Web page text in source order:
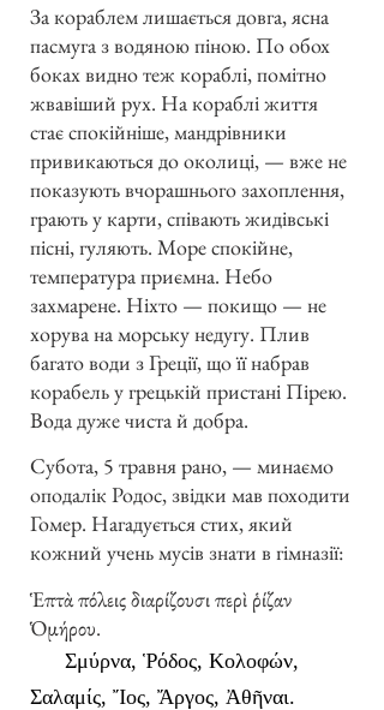
За кораблем лишається довга, ясна
пасмуга з водяною піною. По обох
боках видно теж кораблі, помітно
жвавіший рух. На кораблі життя
стає спокійніше, мандрівники
привикаються до околиці, — вже не
показують вчорашнього захоплення,
грають у карти, співають жидівські
пісні, гуляють. Море спокійне,
температура приємна. Небо
захмарене. Ніхто — покищо — не
хорува на морську недугу. Плив
багато води з Греції, що її набрав
корабель у грецькій пристані Пірею.
Вода дуже чиста й добра.
Субота, 5 травня рано, — минаємо
оподалік Родос, звідки мав походити
Гомер. Нагадується стих, який
кожний учень мусів знати в гімназії:
Ἑπτὰ πόλεις διαρίζουσι περὶ ῥίζαν
Ὁμήρου.
Σμύρνα, Ῥόδος, Κολοφών,
Σαλαμίς, Ἴος, Ἄργος, Ἀθῆναι.